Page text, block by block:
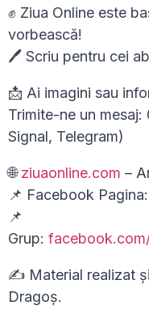
✊ Ziua Online este
vorbească!
🖊 Scriu pentru cei
📩 Ai imagini sau
Trimite-ne un
Signal, Telegram)
🌐ziuaonline.com –
📌 Facebook Pagina:
📌
Grup:
✍ Material realizat
Dragoș.